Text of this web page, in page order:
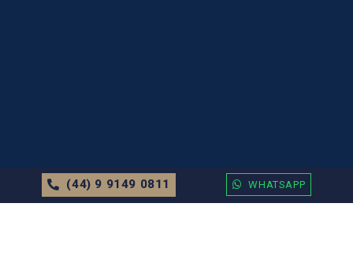
(44) 9 9149 0811 WHATSAPP